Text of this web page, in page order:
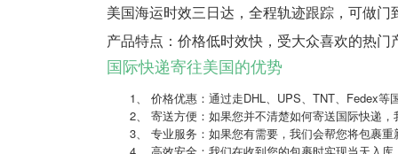
美国海运时效三日达，全程轨迹跟踪，可做
产品特点：价格低时效快，受大众喜欢的热门
国际快递寄往美国的优势
1、 价格优惠：通过走DHL、UPS、TNT、Fedex
2、 寄送方便：如果您并不清楚如何寄送国际快递
3、 专业服务：如果您有需要，我们会帮您将包裹